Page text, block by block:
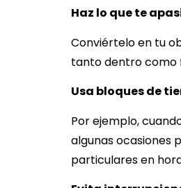
Haz lo que te
Conviértelo en tu
tanto dentro como
Usa bloques de
Por ejemplo,
algunas ocasiones
particulares en